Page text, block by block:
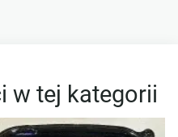
w tej kategorii